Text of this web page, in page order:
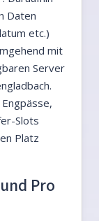
Daten
etc.)
mit
Server
Slots
Platz
Pro